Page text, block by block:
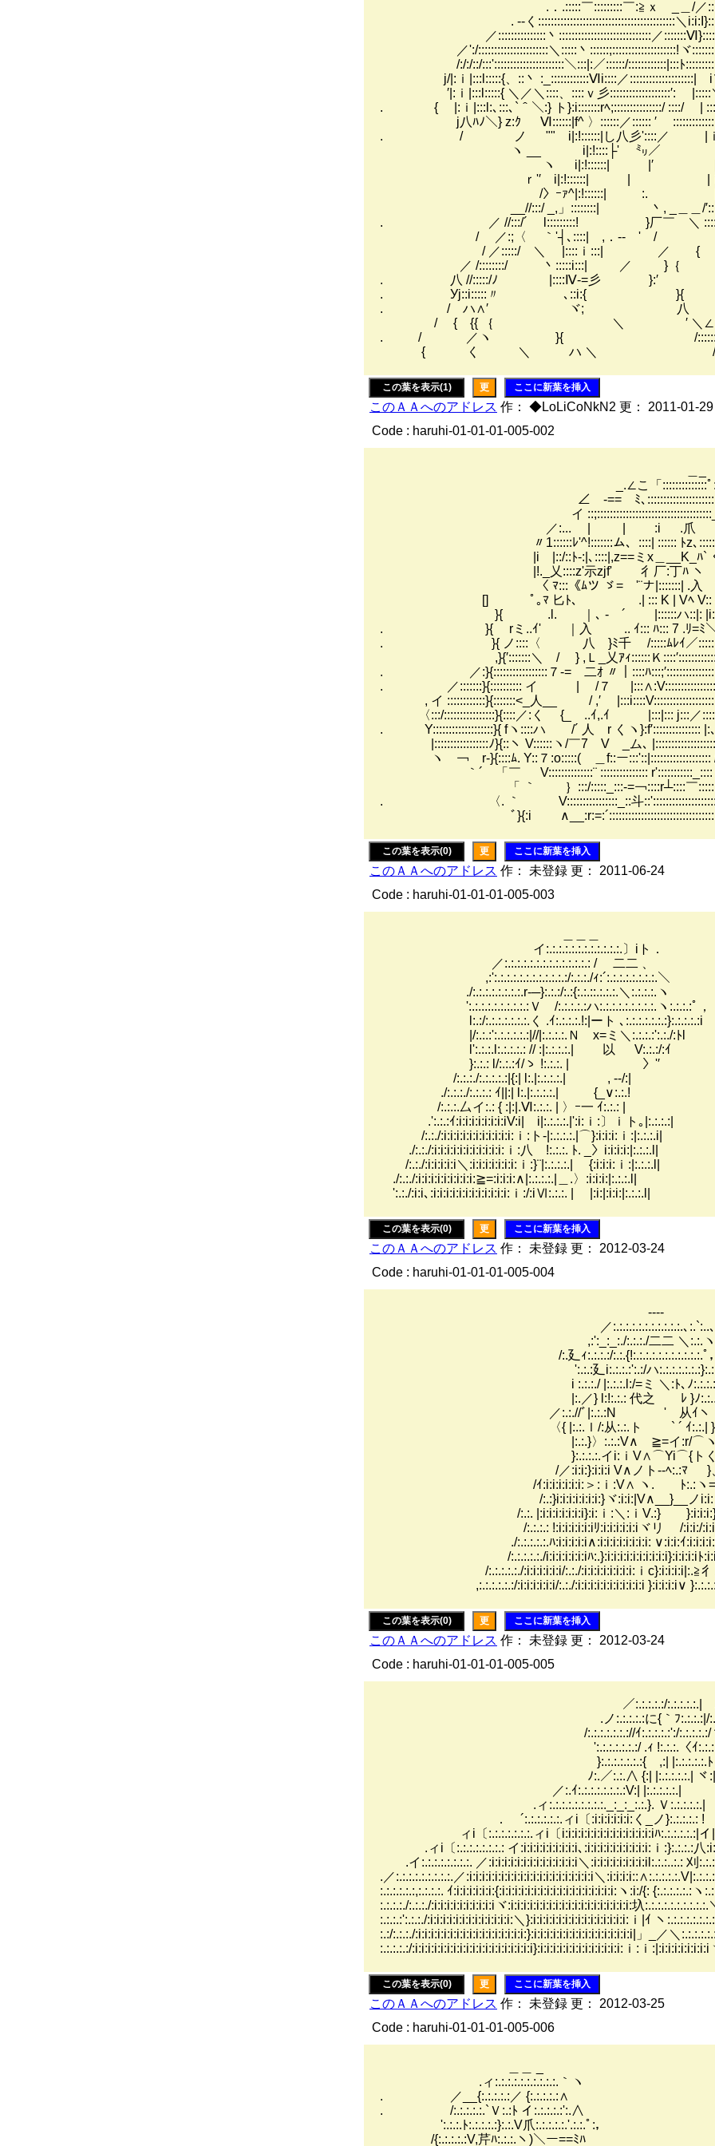
.．.:::::￣:::::::::￣:≧ｘ _＿/／::⌒
. -‐く:::::::::::::::::::::::::::::::::::::::::::＼
／:::::::::::::::丶:::::::::::::::::::::::::::::／
／':/::::::::::::::::::::::＼:::::丶::::::;::::::::::::::::::::!ヾ
/:/:/::/:::'::::::::::::::::::::::＼:::|:／::::::/::::::::::::|:::ﾄ
j/|:ｉ|:::l:::::{、::丶 :_::::::::::::Ⅵi::::／::::::::::::::::::::| i＼
′|:ｉ|:::l:::::{ ＼／＼::::、::::ｖ彡:::::::::::::::::::′: |:::::＼
. { |:ｉ|:::l:､:::､`＾＼:} ト}:i:::::::rﾍ;:::::::::::::::/ ::::/ |
j八ﾊﾉ＼} z:ｸ Ⅵ::::::|f^ 〉::::::／:::::: ′
. / ノ "" i|:!::::::|し八彡'::::／ |ｉ
ヽ __ i|:!::::├' ㍉／ |ｉ
ヽ i|:!::::::| |′ |ｉ
ｒ'′ i|:!::::::| | |ｉ
/〉ｰｧ^|:!::::::| :. |ｉ
__//:::/ _,」::::::::| 丶, _＿＿/
. ／ //:::/´ l:::::::::! }厂￣ ＼
/ ／:;〈 ｀'┤､::::| ,．-‐ ' / ＼
/ ／:::::/ ＼ |::::ｉ:::| ／ { ｛
／ /::::::::/ 丶:::::i:::| ／ }｛
. 八 //:::::/ﾉ |::::Ⅳ-=彡 }:′
. Уj::i:::::〃 ､::i:{ }{ ／
. / ハ∧′ ヾ; 八 ／
/ { {{ ｛ ＼ ′ ＼∠
. / ／ヽ }{ /:::::::厂
{ く ＼ ハ ＼ /
この葉を表示(1) 更 ここに新葉を挿入
このＡＡへのアドレス 作： ◆LoLiCoNkN2 更： 2011-01-29
Code : haruhi-01-01-01-005-002
_.∠こ「::::::::::::::ﾟ
∠ -== ﾐ､:::::::::::::::::::::::::
イ
／:... | | :i .爪
〃1::::::ﾚ'^!:::::::ム、::::| :::::: ﾄz､:::::::
|i |::/::ﾄ-:|､::::|,z==ミx＿__K_ﾊ` く
|!._乂::::z'示zjf' ゞ彳厂:丁ﾊ ヽ
〈 ﾏ:::《ﾑツ ゞ= '¨ナ|:::::::| .入 ﾏ
[] ﾟ｡ﾏ 匕ﾄ､ .| ::: Κ | Vﾍ V::
}{ .l. ｜､ - ´ |::::::ハ::|: |i:∧ヽ
. }{ rミ..ｲ' ｜入 .. ｲ::: ﾊ::: 7 .ﾘ=ﾐ＼
. }{ ノ::::〈 八 }ﾐ千 /:::::ﾑﾚｲ／:::::::
,}{′:::::::＼ / } ,Ｌ_乂ｱｨ::::::Ｋ
. ／:}{:::::::::::::::::７-= 二ｵ 〃｜::::ﾊ
. ／:::::::}{:::::::::: イ | /７
, イ ::::::::::::}{:::::::<_人__ / ,′
〈:::/::::::::::::::::}{::::／:く {_ ..ｲ,.ｲ |:::|::: j:::／:::::::::
. Y:::::::::::::::::::}{ fヽ::::ハ /´ 人 r くヽ}:f′::::::::::::::: |:
|:::::::::::::::::ﾉ}{::ヽ V::::::ヽ/￣7 V _ム､
ヽ ￢ r-}{::::ﾑ. Y::７:o:::::( ＿f::ー:::'::|:::::::::::::::::::
｀´ 「￣ V::::::::::::::¨ ::::::::::::::: r':::::::::::_::::
「 ｀ ｝:::/:::::_:::-=￢::::r┴::::￣
. 〈. ｀ V::::::::::::::::_::斗
ﾞ}{:i ∧__:r:=:´::::::::::::::::::::::::::::::::::::r
この葉を表示(0) 更 ここに新葉を挿入
このＡＡへのアドレス 作： 未登録 更： 2011-06-24
Code : haruhi-01-01-01-005-003
イ:.:.:.:.:.:.:.:.:.:.:.:.〕iト．
／:.:.:.:.:.:.:.:.:.:.:.:.:.: / 二二 、
,:':.:.:.:.:.:.:.:.:.:.:.:/:.:.:./ｨ:´:.:.:.:.:.:.:.:.＼
./:.:.:.:.:.:.:.:.r‐─}:.:.:/:.:{:.:.::.:.:.:.＼:.:.:.:.ヽ
':.:.:.:.:.:.:.:.:.:Ｖ /:.:.:.:.:ハ:.:.:.:.:.:.:.:.:.ヽ:.:.:.:ﾟ，
l:.:/:.:.:.:.:.:.:.く .ｲ:.:.:.:.!:|ート ､:.:.:.:.:.:.:}:.:.:.:.:i
|/:.:.:':.:.:.:.:.:|//|:.:.:.:.Ｎ x=ミ＼:.:.:.:':.:./:ﾄl
l':.:.:.l:.:.:.:.: // :|:.:.:.:.| 以 V:.:.:/:ｲ
}:.:.: l/:.:.:ｲ/ゝ !:.:.:. | 〉'′
/:.:.:./:.:.:.:.:|{:| l:.|:.:.:.:.| , --/:|
./:.:.:./:.:.:.: ｲ||:| l:.|:.:.:.:.| {_∨:.:.!
/:.:.:.厶イ:.: { :|:|.Ⅵ:.:.:. | 〉ｰ一 ｲ:.:.: |
.':.:.:ｲ:i:i:i:i:i:i:i:iV:i| i|:.:.:.:.|':i:ｉ:〕ｉト｡|:.:.:.:|
/:.:./:i:i:i:i:i:i:i:i:i:i:i:ｉ:ト-|:.:.:.:.|⌒}:i:i:i:ｉ:|:.:.:.i|
./:.:./:i:i:i:i:i:i:i:i:i:i:i:ｉ:八 !:.:.:. ﾄ. _〉i:i:i:i:|:.:.:.l|
/:.:./:i:i:i:i:i＼:i:i:i:i:i:i:i:ｉ:}¨|:.:.:.:.| {:i:i:i:ｉ:|:.:.:.l|
./:.:./:i:i:i:i:i:i:i:i:i:≧=:i:i:i:∧|:.:.:.:.|＿.〉:i:i:i:|:.:.:.l|
':.:./:i:i､:i:i:i:i:i:i:i:i:i:i:i:i:ｉ:/:iⅥ:.:.:. | |:i:|:i:i:|:.:.:.l|
この葉を表示(0) 更 ここに新葉を挿入
このＡＡへのアドレス 作： 未登録 更： 2012-03-24
Code : haruhi-01-01-01-005-004
----
／:.:.:.:.:.:.:.:.:.:.:.､:.`:..､
,:':_:_:./:.:.:./二二 ＼:.:.ヽ
/:.廴ｨ:.:.:.:/:.:.{!:.:.:.:.:.:.:.:.:.:.:.ﾟ，
':.:.:廴i:.:.:.:':.:/ハ
i :.:.:./ |:.:.:.l:/=ミ ＼:ﾄ､ﾉ:.:.:.:.
|:.／} l:!:.:.: 代之 ﾚ }ﾉ:.:.ﾉ
／:.:.//ﾞ|:.:.:N ' 从ｲヽ
〈{ |:.:.ｌ/:从:.:.ト ` ´ ｲ:.:.| }∧
|:.:.}〉:.:.:V∧ ≧=イ:r/⌒ヽ
}:.:.:.:.イi:ｉV∧⌒Yi⌒{トくy
/／:i:i:}:i:i:i V∧ノト--ﾍ:.:ﾏ }
/ｲ:i:i:i:i:i:i:＞:ｉ:V∧ ヽ. ﾄ:.:ヽ==
/:.:}i:i:i:i:i:i:i:}ヾ:i:i:|V∧__}__ノi:i:ヾ
/:.:. |:i:i:i:i:i:i:i}:i:ｉ:＼:ｉV.:} }:i:i:i:}i
/:.:.:.: !:i:i:i:i:i:iﾘ:i:i:i:i:i:iヾリ /:i:i:/
./:.:.:.:.:.ﾊ:i:i:i:i:i∧:i:i:i:i:i:i:i:i: ∨:i:i:ｲ
/:.:.:.:.:./i:i:i:i:i:i:iﾊ:.}:i:i:i:i:i:i:i:i:i:i}:i:i:i:iﾄ
/:.:.:.:.:./:i:i:i:i:i:i/:.:./:i:i:i:i:i:i:i:i:ｉc}:i:i:i:i|:.≧彳
,:.:.:.:.:.:/:i:i:i:i:i:i/:.:./:i:i:i:i:i:i:i:i:i:i:i }:i:i:i:i∨
この葉を表示(0) 更 ここに新葉を挿入
このＡＡへのアドレス 作： 未登録 更： 2012-03-24
Code : haruhi-01-01-01-005-005
／:.:.:.:.:/:.:.:.:.:.| .ｨ:.:.:.:./
.ノ:.:.:.:.:に{｀ﾌ:.:.:.:|/:.:.:.:.:.ハ
/:.:.:.:.:.:.://ｲ:.:.:.:.:':/:.:.:.:.:/ヽﾟ，
':.:.:.:.:.:.:/ .ｨ !:.:.:.〈ｲ:.:.:.:ﾊ{x=ﾐ
}:.:.:.:.:.:.:{ ,:| |:.:.:.:.:.ﾄ :.:.l ﾞ tj
ﾉ:.／:.:.∧ {:| |:.:.:.:.:.| ヾ:|
／:.ｲ:.:.:.:.:.:.:.:V:| |:.:.:.:.:.| r
.ィ:.:.:.:.:.:.:.:.:._:_:_:.:.}. Ｖ
． ´:.:.:.:.:.:.ィi〔:i:i:i:i:i:i:く_ノ}:.:.:.:.: ! 、
ィi〔:.:.:.:.:.:.:.ィi〔i:i:i:i:i:i:i:i:i:i:i:i:i:i:iﾊ:.:.:.:.:.:|イ
.ィi〔:.:.:.:.:.:.:.: イ:i:i:i:i:i:i:i:i:i､:i:i:i:i:i:i:i:i:i:i:ｉ:}:.:.:.:八
.イ:.:.:.:.:.:.:.:. ／:i:i:i:i:i:i:i:i:i:i:i:i:i:i＼:i:i:i:i:i:i:i:i:il:.:.:..:.: 刈
.／:.:.:.:.:.:.:.:.:.／:i:i:i:i:i:i:i:i:i:i:i:i:i:i:i:i:i:i:i:i＼
:.:.:.:.:.:,:.:.:.:. ｲ:i:i:i:i:i:i:{:i:i:i:i:i:i:i:i:i:i:i:i:i:i:i:i:i:i:ヽ:i:/{: {:.:.:.:.:.:ヽ
:.:.:.:./:.:.:./:i:i:i:i:i:i:i:i:i:iヾ:i:i:i:i:i:i:i:i:i:i:i:i:i:i:i:i:i:i:i:圦:.:.:.:.:.:.:.:.:.:.
:.:.:.:':.:.:./:i:i:i:i:i:i:i:i:i:i:i:i:i:＼}:i:i:i:i:i:i:i:i:i:i:i:i:i:i:i:ｉ|ｲ ヽ
:.:/:.:.:./:i:i:i:i:i:i:i:i:i:i:i:i:i:i:i:i:i:}:i:i:i:i:i:i:i:i:i:i:i:i:i:i:i:i|」_／＼
:.:.:.:.:/:i:i:i:i:i:i:i:i:i:i:i:i:i:i:i:i:i:i:i}:i:i:i:i:i:i:i:i:i:i:i:i:i:ｉ:ｉ:|:i:i:i:i:i:i:i:i
この葉を表示(0) 更 ここに新葉を挿入
このＡＡへのアドレス 作： 未登録 更： 2012-03-25
Code : haruhi-01-01-01-005-006
.ィ:.:.:.:.:.:.:.:.:.:.｀ヽ
. ／__{:.:.:.:.:／ {:.:.:.:.:∧
. /:.:.:.:.:.`Ｖ:.:ﾄ イ:.:.:.:.:':.∧
':.:.:.ﾄ:.:.:.:.:}:.:.V爪:.:.:.:.:.'.:.:.ﾟ:，
/{:.:.:.:.:V,芹ﾊ:.:.:.ヽ)＼ー==ﾐﾊ